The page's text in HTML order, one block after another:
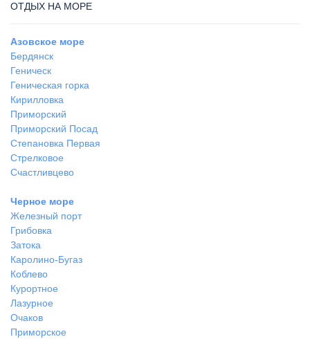
ОТДЫХ НА МОРЕ
Азовское море
Бердянск
Геническ
Геническая горка
Кирилловка
Приморский
Приморский Посад
Степановка Первая
Стрелковое
Счастливцево
Черное море
Железный порт
Грибовка
Затока
Каролино-Бугаз
Коблево
Курортное
Лазурное
Очаков
Приморское